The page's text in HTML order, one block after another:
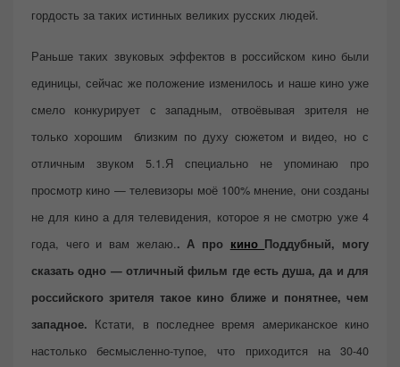
гордость за таких истинных великих русских людей.
Раньше таких звуковых эффектов в российском кино были
единицы, сейчас же положение изменилось и наше кино уже
смело конкурирует с западным, отвоёвывая зрителя не
только хорошим близким по духу сюжетом и видео, но с
отличным звуком 5.1.Я специально не упоминаю про
просмотр кино — телевизоры моё 100% мнение, они созданы
не для кино а для телевидения, которое я не смотрю уже 4
года, чего и вам желаю.. А про кино Поддубный, могу
сказать одно — отличный фильм где есть душа, да и для
российского зрителя такое кино ближе и понятнее, чем
западное. Кстати, в последнее время американское кино
настолько бесмысленно-тупое, что приходится на 30-40